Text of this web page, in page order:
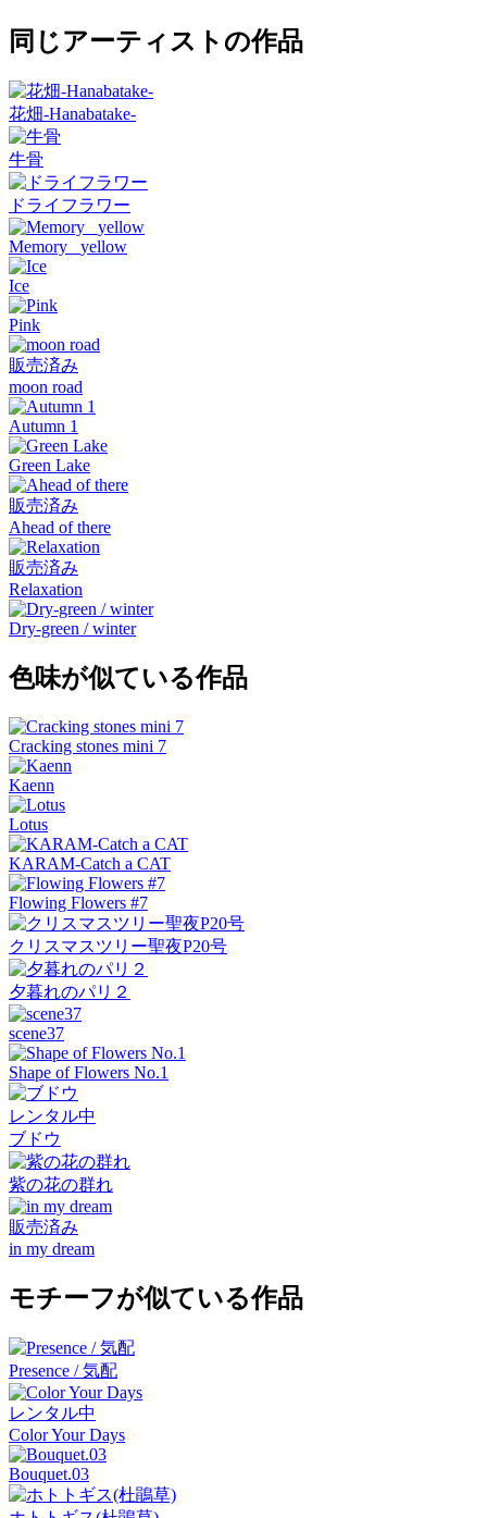
同じアーティストの作品
花畑-Hanabatake-
牛骨
ドライフラワー
Memory _yellow
Ice
Pink
販売済み
moon road
Autumn 1
Green Lake
販売済み
Ahead of there
販売済み
Relaxation
Dry-green / winter
色味が似ている作品
Cracking stones mini 7
Kaenn
Lotus
KARAM-Catch a CAT
Flowing Flowers #7
クリスマスツリー聖夜P20号
夕暮れのパリ２
scene37
Shape of Flowers No.1
レンタル中
ブドウ
紫の花の群れ
販売済み
in my dream
モチーフが似ている作品
Presence / 気配
レンタル中
Color Your Days
Bouquet.03